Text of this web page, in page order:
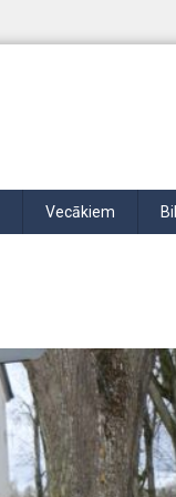
Vecākiem